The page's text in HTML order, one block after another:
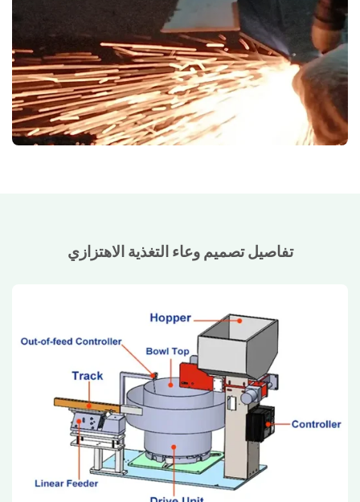
تفاصيل تصميم وعاء التغذية الاهتزازي